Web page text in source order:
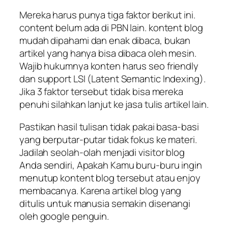
Mereka harus punya tiga faktor berikut ini.
content belum ada di PBN lain. kontent blog
mudah dipahami dan enak dibaca, bukan
artikel yang hanya bisa dibaca oleh mesin.
Wajib hukumnya konten harus seo friendly
dan support LSI (Latent Semantic Indexing).
Jika 3 faktor tersebut tidak bisa mereka
penuhi silahkan lanjut ke jasa tulis artikel lain.
Pastikan hasil tulisan tidak pakai basa-basi
yang berputar-putar tidak fokus ke materi.
Jadilah seolah-olah menjadi visitor blog
Anda sendiri, Apakah Kamu buru-buru ingin
menutup kontent blog tersebut atau enjoy
membacanya. Karena artikel blog yang
ditulis untuk manusia semakin disenangi
oleh google penguin.